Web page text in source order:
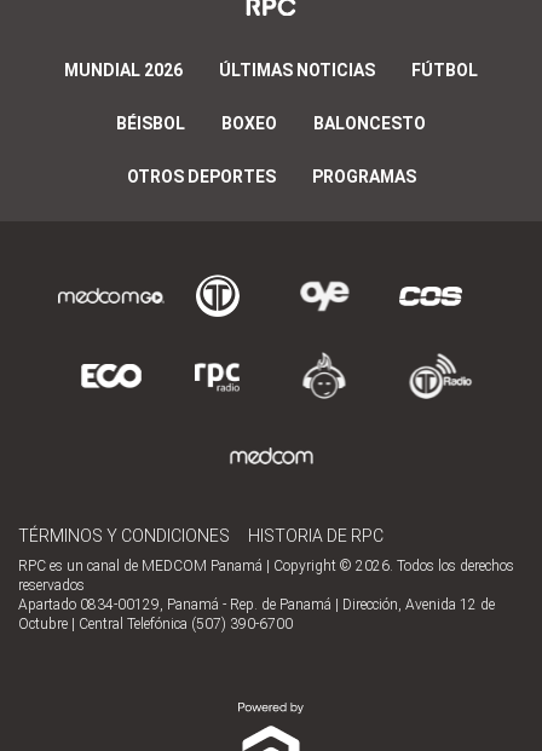
MUNDIAL 2026 ÚLTIMAS NOTICIAS FÚTBOL
BÉISBOL BOXEO BALONCESTO
OTROS DEPORTES PROGRAMAS
TÉRMINOS Y CONDICIONES HISTORIA DE RPC
RPC es un canal de MEDCOM Panamá | Copyright © 2026. Todos los derechos
reservados
Apartado 0834-00129, Panamá - Rep. de Panamá | Dirección, Avenida 12 de
Octubre | Central Telefónica (507) 390-6700